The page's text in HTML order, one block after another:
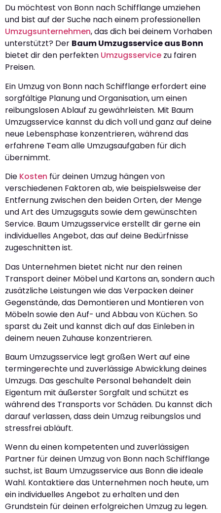
Du möchtest von Bonn nach Schifflange umziehen
und bist auf der Suche nach einem professionellen
Umzugsunternehmen, das dich bei deinem Vorhaben
unterstützt? Der Baum Umzugsservice aus Bonn
bietet dir den perfekten Umzugsservice zu fairen
Preisen.
Ein Umzug von Bonn nach Schifflange erfordert eine
sorgfältige Planung und Organisation, um einen
reibungslosen Ablauf zu gewährleisten. Mit Baum
Umzugsservice kannst du dich voll und ganz auf deine
neue Lebensphase konzentrieren, während das
erfahrene Team alle Umzugsaufgaben für dich
übernimmt.
Die Kosten für deinen Umzug hängen von
verschiedenen Faktoren ab, wie beispielsweise der
Entfernung zwischen den beiden Orten, der Menge
und Art des Umzugsguts sowie dem gewünschten
Service. Baum Umzugsservice erstellt dir gerne ein
individuelles Angebot, das auf deine Bedürfnisse
zugeschnitten ist.
Das Unternehmen bietet nicht nur den reinen
Transport deiner Möbel und Kartons an, sondern auch
zusätzliche Leistungen wie das Verpacken deiner
Gegenstände, das Demontieren und Montieren von
Möbeln sowie den Auf- und Abbau von Küchen. So
sparst du Zeit und kannst dich auf das Einleben in
deinem neuen Zuhause konzentrieren.
Baum Umzugsservice legt großen Wert auf eine
termingerechte und zuverlässige Abwicklung deines
Umzugs. Das geschulte Personal behandelt dein
Eigentum mit äußerster Sorgfalt und schützt es
während des Transports vor Schäden. Du kannst dich
darauf verlassen, dass dein Umzug reibungslos und
stressfrei abläuft.
Wenn du einen kompetenten und zuverlässigen
Partner für deinen Umzug von Bonn nach Schifflange
suchst, ist Baum Umzugsservice aus Bonn die ideale
Wahl. Kontaktiere das Unternehmen noch heute, um
ein individuelles Angebot zu erhalten und den
Grundstein für deinen erfolgreichen Umzug zu legen.